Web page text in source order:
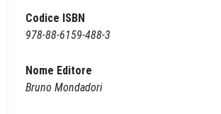
Codice ISBN
978-88-6159-488-3
Nome Editore
Bruno Mondadori